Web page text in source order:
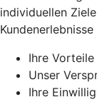
individuellen
Ihre Vorteile
Unser
Ihre